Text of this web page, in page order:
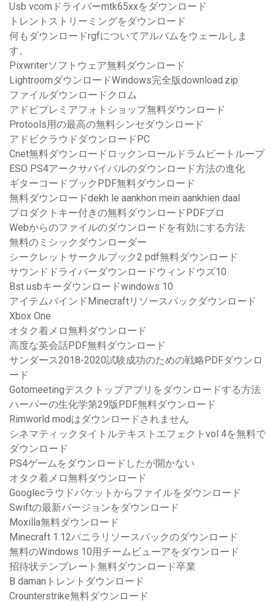
Usb vcomドライバーmtk65xxをダウンロード
トレントストリーミングをダウンロード
何もダウンロードrgfについてアルバムをウェールしま
す。
Pixwriterソフトウェア無料ダウンロード
LightroomダウンロードWindows完全版download.zip
ファイルダウンロードクロム
アドビプレミアフォトショップ無料ダウンロード
Protools用の最高の無料シンセダウンロード
アドビクラウドダウンロードPC
Cnet無料ダウンロードロックンロールドラムビートループ
ESO PS4アークサバイバルのダウンロード方法の進化
ギターコードブックPDF無料ダウンロード
無料ダウンロードdekh le aankhon mein aankhien daal
プロダクトキー付きの無料ダウンロードPDFプロ
Webからのファイルのダウンロードを有効にする方法
無料のミシックダウンローダー
シークレットサークルブック2 pdf無料ダウンロード
サウンドドライバーダウンロードウィンドウズ10
Bst usbキーダウンロードwindows 10
アイテムバインドMinecraftリソースパックダウンロード
Xbox One
オタク着メロ無料ダウンロード
高度な英会話PDF無料ダウンロード
サンダース2018-2020試験成功のための戦略PDFダウンロ
ード
Gotomeetingデスクトップアプリをダウンロードする方法
ハーパーの生化学第29版PDF無料ダウンロード
Rimworld modはダウンロードされません
シネマティックタイトルテキストエフェクトvol 4を無料で
ダウンロード
PS4ゲームをダウンロードしたが開かない
オタク着メロ無料ダウンロード
Googlecラウドバケットからファイルをダウンロード
Swiftの最新バージョンをダウンロード
Moxilla無料ダウンロード
Minecraft 1.12バニラリソースパックのダウンロード
無料のWindows 10用チームビューアをダウンロード
招待状テンプレート無料ダウンロード卒業
B damanトレントダウンロード
Crounterstrike無料ダウンロード